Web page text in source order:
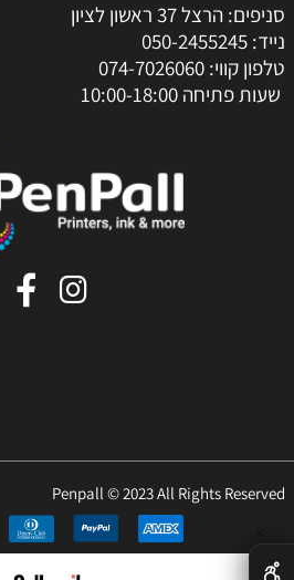
סניפים: הרצל 37 ראשון לציון
נייד: 050-2455245
טלפון קווי: 074-7026060
שעות פתיחה 10:00-18:00
Penpall © 2023 All Rights Reserved